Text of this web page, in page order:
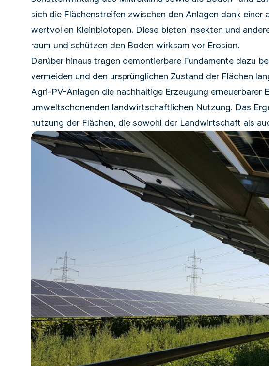
sich die Flächenstreifen zwischen den Anlagen dank einer
wertvollen Kleinbiotopen. Diese bieten Insekten und
raum und schützen den Boden wirksam vor Erosion.
Darüber hinaus tragen demontierbare Fundamente dazu
vermeiden und den ursprünglichen Zustand der Flächen
Agri-PV-Anlagen die nach­haltige Erzeugung erneuer­barer
umweltschonenden land­wirtschaftlichen Nutzung. Das
nutzung der Flächen, die sowohl der Landwirtschaft als